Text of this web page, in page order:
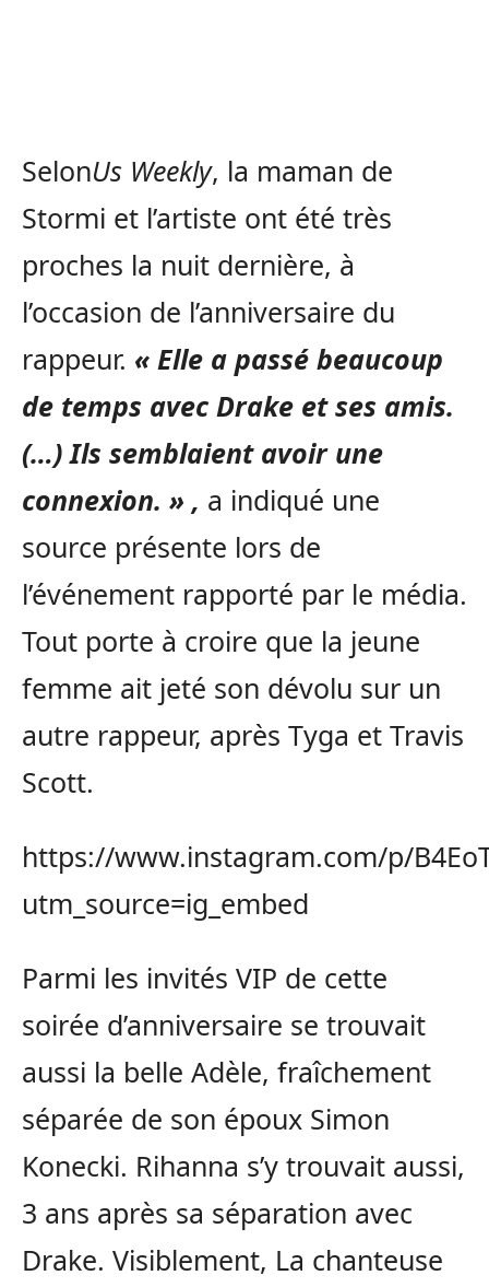
SelonUs Weekly, la maman de
Stormi et l’artiste ont été très
proches la nuit dernière, à
l’occasion de l’anniversaire du
rappeur. « Elle a passé beaucoup
de temps avec Drake et ses amis.
(…) Ils semblaient avoir une
connexion. » , a indiqué une
source présente lors de
l’événement rapporté par le média.
Tout porte à croire que la jeune
femme ait jeté son dévolu sur un
autre rappeur, après Tyga et Travis
Scott.
https://www.instagram.com/p/
utm_source=ig_embed
Parmi les invités VIP de cette
soirée d’anniversaire se trouvait
aussi la belle Adèle, fraîchement
séparée de son époux Simon
Konecki. Rihanna s’y trouvait aussi,
3 ans après sa séparation avec
Drake. Visiblement, La chanteuse